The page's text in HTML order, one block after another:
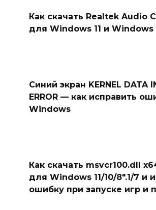
Как скачать Realtek Audio
для Windows 11 и Windows
Синий экран KERNEL DATA
ERROR — как исправить
Windows
Как скачать msvcr100.dll
для Windows 11/10/8″.1/7 и
ошибку при запуске игр и